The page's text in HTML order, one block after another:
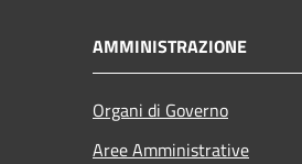
AMMINISTRAZIONE
Organi di Governo
Aree Amministrative